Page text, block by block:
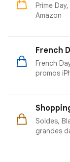
Prime
Amazon
French
French
promos
Soldes,
grandes